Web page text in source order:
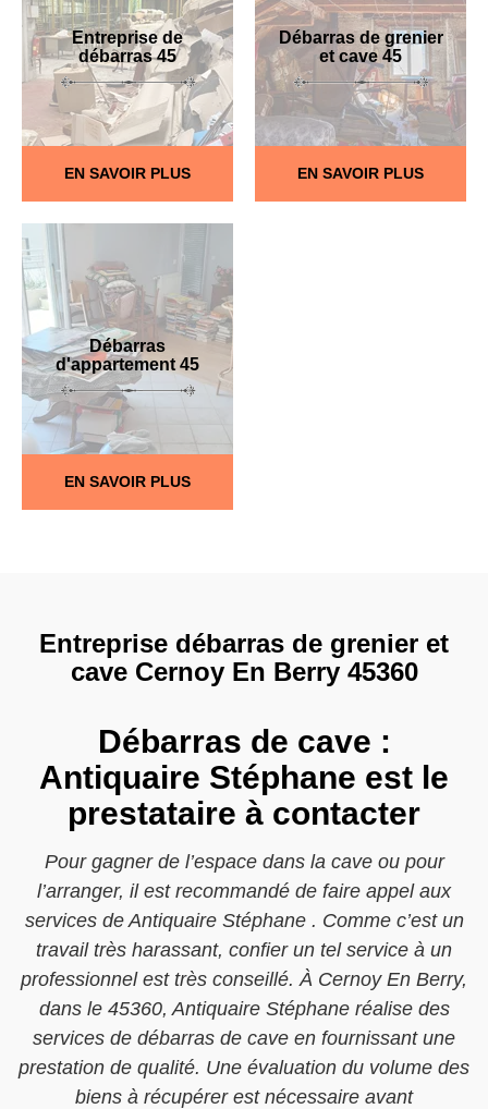
Entreprise de
débarras 45
EN SAVOIR PLUS
Débarras de grenier
et cave 45
EN SAVOIR PLUS
Débarras
d'appartement 45
EN SAVOIR PLUS
Entreprise débarras de grenier et
cave Cernoy En Berry 45360
Débarras de cave :
Antiquaire Stéphane est le
prestataire à contacter
Pour gagner de l’espace dans la cave ou pour
l’arranger, il est recommandé de faire appel aux
services de Antiquaire Stéphane . Comme c’est un
travail très harassant, confier un tel service à un
professionnel est très conseillé. À Cernoy En Berry,
dans le 45360, Antiquaire Stéphane réalise des
services de débarras de cave en fournissant une
prestation de qualité. Une évaluation du volume des
biens à récupérer est nécessaire avant